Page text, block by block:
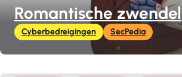
Romantische zwendel
Cyberbedreigingen SecPedia